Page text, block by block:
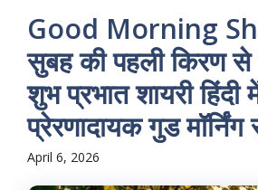
Good Morning
सुबह की पहली किरण से
शुभ प्रभात शायरी हिंदी
प्रेरणादायक गुड
April 6, 2026